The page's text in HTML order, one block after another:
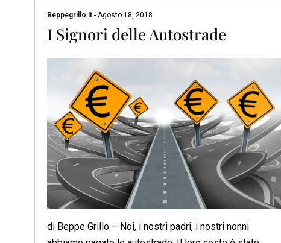
Beppegrillo.it - Agosto 18, 2018
I Signori delle Autostrade
di Beppe Grillo – Noi, i nostri padri, i nostri nonni